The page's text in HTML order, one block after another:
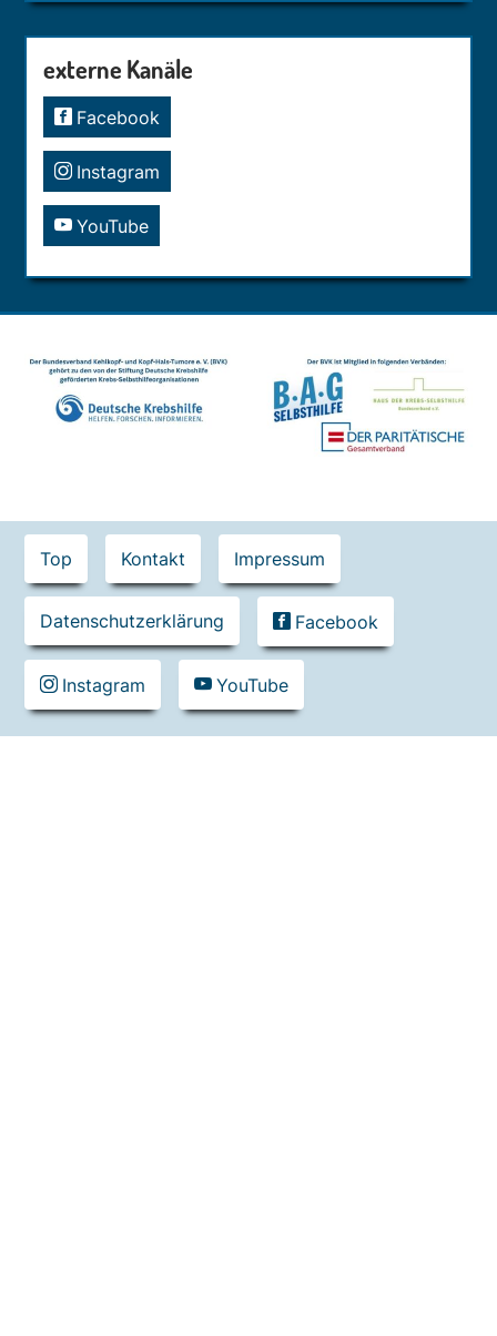
externe Kanäle
Facebook
Instagram
YouTube
Contact
Menu
Top Kontakt Impressum
Datenschutzerklärung Facebook
Instagram YouTube